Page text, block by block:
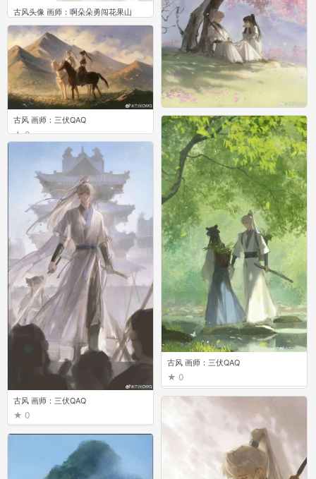
古风头像 画师：啊朵朵勇闯花果山
0
古风 画师：三伏QAQ
0
古风 画师：三伏QAQ
0
古风 画师：三伏QAQ
0
古风 画师：三伏QAQ
0